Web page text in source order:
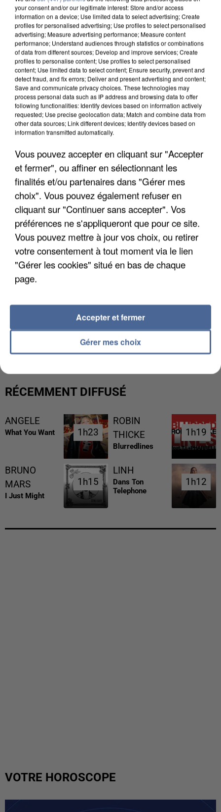
UN SECOND CADRE DE LA DZ MAFIA
INTERPELLÉ EN ALGÉRIE
UNE TOURISTE DE L’OISE EMPORTÉE PAR UNE
COULÉE DE BOUE EN HAUTE-SAVOIE
RÉCEMMENT DIFFUSÉ
ANGELE
What You Want 1h23
1h23
ROBIN
THICKE
Blurredlines
1h19
1h19
BRUNO
MARS
I Just Might
1h15
1h15
LINH
Dans Ton
Telephone
1h12
1h12
VOTRE HOROSCOPE
your consent and/or our legitimate interest: Store and/or access
information on a device; Use limited data to select advertising; Create
profiles for personalised advertising; Use profiles to select personalised
advertising; Measure advertising performance; Measure content
performance; Understand audiences through statistics or combinations
of data from different sources; Develop and improve services; Create
profiles to personalise content; Use profiles to select personalised
content; Use limited data to select content; Ensure security, prevent and
detect fraud, and fix errors; Deliver and present advertising and content;
Save and communicate privacy choices. These technologies may
process personal data such as IP address and browsing data to offer
following functionalities: Identify devices based on information actively
requested; Use precise geolocation data; Match and combine data from
other data sources; Link different devices; Identify devices based on
information transmitted automatically.
Vous pouvez accepter en cliquant sur "Accepter
et fermer", ou affiner en sélectionnant les
finalités et/ou partenaires dans "Gérer mes
choix". Vous pouvez également refuser en
cliquant sur "Continuer sans accepter". Vos
préférences ne s'appliqueront que pour ce site.
Vous pouvez mettre à jour vos choix, ou retirer
votre consentement à tout moment via le lien
"Gérer les cookies" situé en bas de chaque
page.
Gérer mes choix
Accepter et fermer